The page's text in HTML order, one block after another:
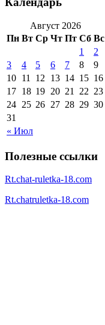
Август 2026
Пн Вт Ср Чт Пт Сб Вс
« Июл
1
2
3
4 5 6 7 8
9
10 11 12 13 14 15 16
17 18 19 20 21 22 23
24 25 26 27 28 29 30
31
Полезные ссылки
Rt.chat-ruletka-18.com
Rt.chatruletka-18.com